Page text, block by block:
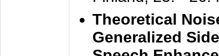
Theoretical
Generalized